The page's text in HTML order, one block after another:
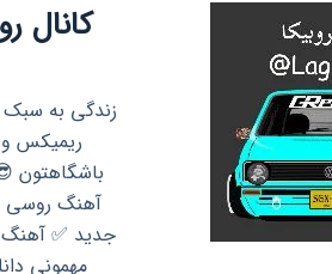
کانال
زندگی به
ریمیکس و
باشگاهتون
آهنگ روسی
جدید ✅️